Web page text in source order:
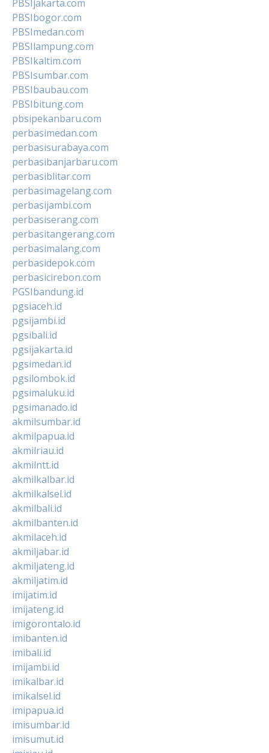
PBSIjakarta.com
PBSIbogor.com
PBSImedan.com
PBSIlampung.com
PBSIkaltim.com
PBSIsumbar.com
PBSIbaubau.com
PBSIbitung.com
pbsipekanbaru.com
perbasimedan.com
perbasisurabaya.com
perbasibanjarbaru.com
perbasiblitar.com
perbasimagelang.com
perbasijambi.com
perbasiserang.com
perbasitangerang.com
perbasimalang.com
perbasidepok.com
perbasicirebon.com
PGSIbandung.id
pgsiaceh.id
pgsijambi.id
pgsibali.id
pgsijakarta.id
pgsimedan.id
pgsilombok.id
pgsimaluku.id
pgsimanado.id
akmilsumbar.id
akmilpapua.id
akmilriau.id
akmilntt.id
akmilkalbar.id
akmilkalsel.id
akmilbali.id
akmilbanten.id
akmilaceh.id
akmiljabar.id
akmiljateng.id
akmiljatim.id
imijatim.id
imijateng.id
imigorontalo.id
imibanten.id
imibali.id
imijambi.id
imikalbar.id
imikalsel.id
imipapua.id
imisumbar.id
imisumut.id